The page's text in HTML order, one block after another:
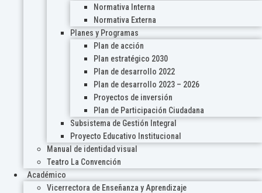
Normativa Interna
Normativa Externa
Planes y Programas
Plan de acción
Plan estratégico 2030
Plan de desarrollo 2022
Plan de desarrollo 2023 – 2026
Proyectos de inversión
Plan de Participación Ciudadana
Subsistema de Gestión Integral
Proyecto Educativo Institucional
Manual de identidad visual
Teatro La Convención
Académico
Vicerrectora de Enseñanza y Aprendizaje